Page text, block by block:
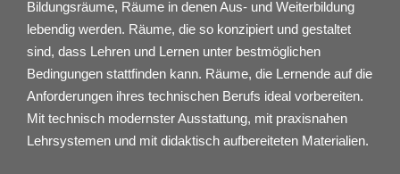
Bildungsräume, Räume in denen Aus- und Weiterbildung
lebendig werden. Räume, die so konzipiert und gestaltet
sind, dass Lehren und Lernen unter bestmöglichen
Bedingungen stattfinden kann. Räume, die Lernende auf die
Anforderungen ihres technischen Berufs ideal vorbereiten.
Mit technisch modernster Ausstattung, mit praxisnahen
Lehrsystemen und mit didaktisch aufbereiteten Materialien.